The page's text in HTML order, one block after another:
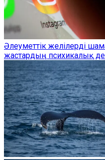
Әлеуметтік желілерді
жастардың психикалық